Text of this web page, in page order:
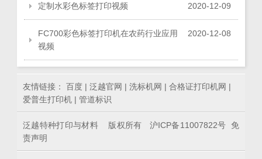
2020-12-09
定制水彩色标签打印视频
2020-12-08
FC700彩色标签打印机在农药行业应用
视频
友情链接： 百度 | 泛越官网 | 洗标机网 | 合格证打印机网 |
爱普生打印机 | 管道标识
泛越特种打印与材料 版权所有 沪ICP备11007822号
免
责声明